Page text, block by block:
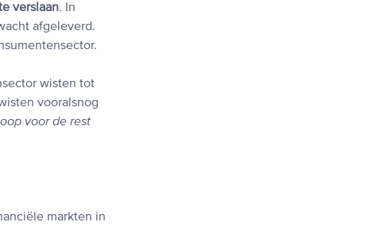
verslaan. In
afgeleverd.
wisten tot
vooralsnog
voor de rest
markten in